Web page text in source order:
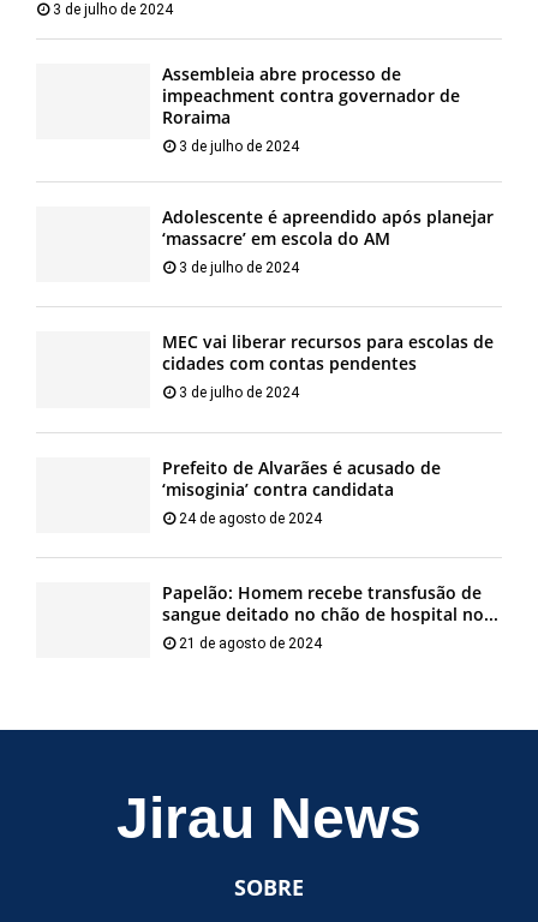
3 de julho de 2024
Assembleia abre processo de
impeachment contra governador de
Roraima
3 de julho de 2024
Adolescente é apreendido após planejar
‘massacre’ em escola do AM
3 de julho de 2024
MEC vai liberar recursos para escolas de
cidades com contas pendentes
3 de julho de 2024
Prefeito de Alvarães é acusado de
‘misoginia’ contra candidata
24 de agosto de 2024
Papelão: Homem recebe transfusão de
sangue deitado no chão de hospital no...
21 de agosto de 2024
Jirau News
SOBRE